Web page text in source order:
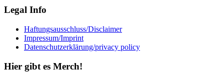
Legal Info
Haftungsausschluss/Disclaimer
Impressum/Imprint
Datenschutzerklärung/privacy policy
Hier gibt es Merch!